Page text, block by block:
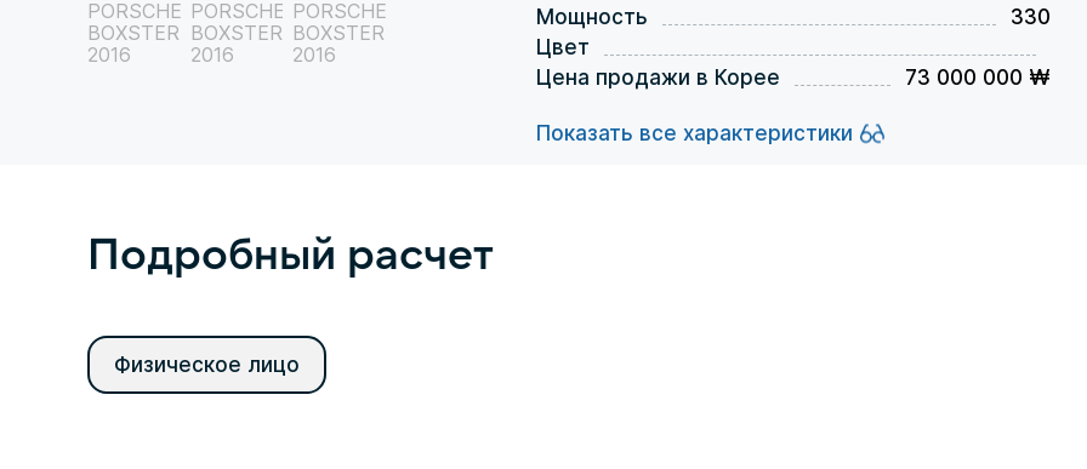
Мощность
330
Цвет
Цена продажи в Корее
73 000 000 ₩
Показать все характеристики
Подробный расчет
Физическое лицо